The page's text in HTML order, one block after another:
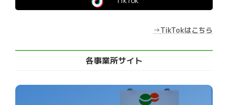
→TikTokはこちら
各事業所サイト